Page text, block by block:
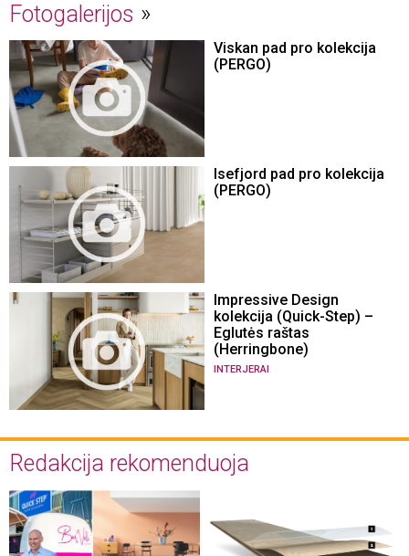
Fotogalerijos
Viskan pad pro kolekcija
(PERGO)
Isefjord pad pro kolekcija
(PERGO)
Impressive Design
kolekcija (Quick-Step) –
Eglutės raštas
(Herringbone)
INTERJERAI
Redakcija rekomenduoja